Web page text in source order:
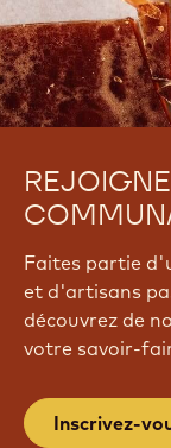
Faites partie
et d'artisans
découvrez de
votre savoir-
Inscrivez-